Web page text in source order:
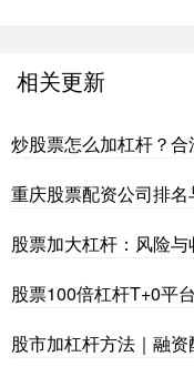
相关更新
炒股票怎么加杠杆？
重庆股票配资公司排
股票加大杠杆：风险
股票100倍杠杆T+0平
股市加杠杆方法｜融